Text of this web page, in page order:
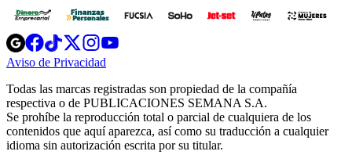
Opens
in
new
Opens
in
new
Opens
in
new
window
Opens
new
windowwindow
Aviso de Privacidad
new
window
Todas las marcas registradas son propiedad de la compañía
respectiva o de PUBLICACIONES SEMANA S.A.
Se prohíbe la reproducción total o parcial de cualquiera de los
contenidos que aquí aparezca, así como su traducción a cualquier
idioma sin autorización escrita por su titular.